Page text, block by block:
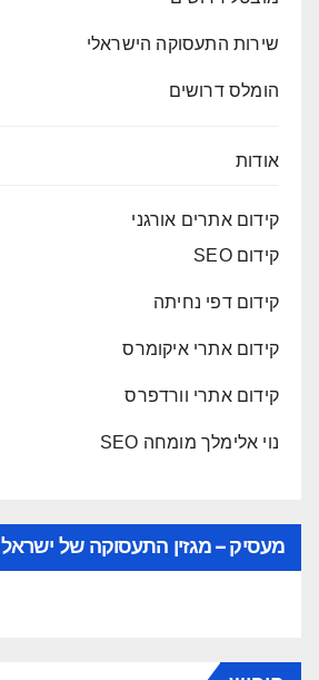
שירות התעסוקה הישראלי
הומלס דרושים
אודות
קידום אתרים אורגני
קידום SEO
קידום דפי נחיתה
קידום אתרי איקומרס
קידום אתרי וורדפרס
נוי אלימלך מומחה SEO
מעסיק – מגזין התעסוקה של ישראל